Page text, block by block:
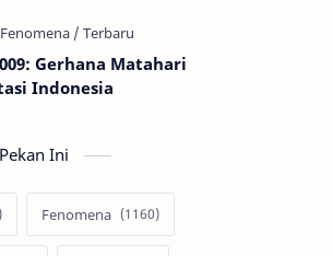
Gerhana Matahari
Indonesia
Ini
Fenomena